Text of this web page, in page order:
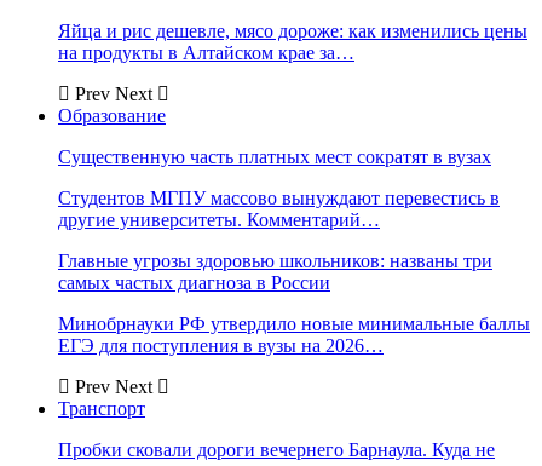
Яйца и рис дешевле, мясо дороже: как изменились цены
на продукты в Алтайском крае за…
Prev Next
Образование
Существенную часть платных мест сократят в вузах
Студентов МГПУ массово вынуждают перевестись в
другие университеты. Комментарий…
Главные угрозы здоровью школьников: названы три
самых частых диагноза в России
Минобрнауки РФ утвердило новые минимальные баллы
ЕГЭ для поступления в вузы на 2026…
Prev Next
Транспорт
Пробки сковали дороги вечернего Барнаула. Куда не